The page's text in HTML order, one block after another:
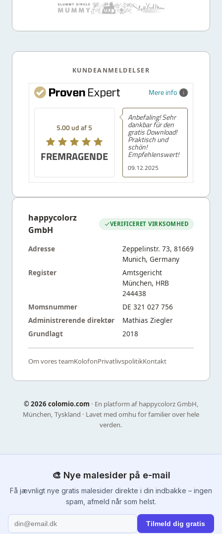
KUNDEANMELDELSER
Mere info
5.00 ud af 5
FREMRAGENDE
09.12.2025
Anbefaling! Sehr
dankbar für den
gratis Download!
Praktisch und
schön!
Empfehlenswert!
happycolorz
GmbH
VERIFICERET VIRKSOMHED
Adresse
Zeppelinstr. 73, 81669
Munich, Germany
Register
Amtsgericht
München, HRB
244438
Momsnummer
DE 321 027 756
Administrerende direktør
Mathias Ziegler
Grundlagt
2018
Om vores teamKolofonPrivatlivspolitikKontakt
©2026 colomio.com · En platform af happycolorz GmbH,
München, Tyskland · Lavet med omhu for familier over hele
verden.
🎨 Nye malesider på e-mail
Få jævnligt nye gratis malesider direkte i din indbakke – ingen
spam, afmeld når som helst.
Tilmeld dig gratis